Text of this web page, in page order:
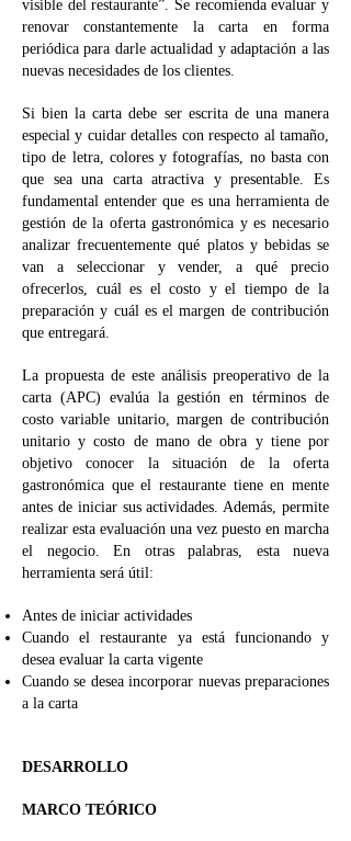
visible del restaurante”. Se recomienda evaluar y
renovar constantemente la carta en forma
periódica para darle actualidad y adaptación a las
nuevas necesidades de los clientes.
Si bien la carta debe ser escrita de una manera
especial y cuidar detalles con respecto al tamaño,
tipo de letra, colores y fotografías, no basta con
que sea una carta atractiva y presentable. Es
fundamental entender que es una herramienta de
gestión de la oferta gastronómica y es necesario
analizar frecuentemente qué platos y bebidas se
van a seleccionar y vender, a qué precio
ofrecerlos, cuál es el costo y el tiempo de la
preparación y cuál es el margen de contribución
que entregará.
La propuesta de este análisis preoperativo de la
carta (APC) evalúa la gestión en términos de
costo variable unitario, margen de contribución
unitario y costo de mano de obra y tiene por
objetivo conocer la situación de la oferta
gastronómica que el restaurante tiene en mente
antes de iniciar sus actividades. Además, permite
realizar esta evaluación una vez puesto en marcha
el negocio. En otras palabras, esta nueva
herramienta será útil:
Antes de iniciar actividades
Cuando el restaurante ya está funcionando y
desea evaluar la carta vigente
Cuando se desea incorporar nuevas preparaciones
a la carta
DESARROLLO
MARCO TEÓRICO